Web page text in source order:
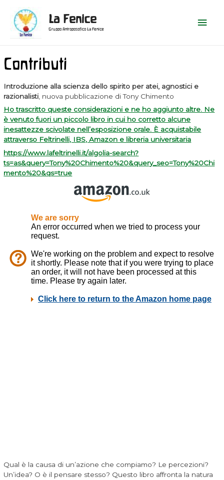
contenuto
La Fenice
Gruppo Antroposofico La Fenice
Contributi
Introduzione alla scienza dello spirito per atei, agnostici e
razionalisti , nuova pubblicazione di Tony Chimento
Ho trascritto queste considerazioni e ne ho aggiunto altre. Ne
è venuto fuori un piccolo libro in cui ho corretto alcune
inesattezze scivolate nell’esposizione orale. È acquistabile
attraverso Feltrinelli, IBS, Amazon e libreria universitaria
https://www.lafeltrinelli.it/algolia-search?
ts=as&query=Tony%20Chimento%20&query_seo=Tony%20Chi
mento%20&qs=true
Qual è la causa di un’azione che compiamo? Le percezioni?
Un’idea? O è il pensare stesso? Questo libro affronta la natura